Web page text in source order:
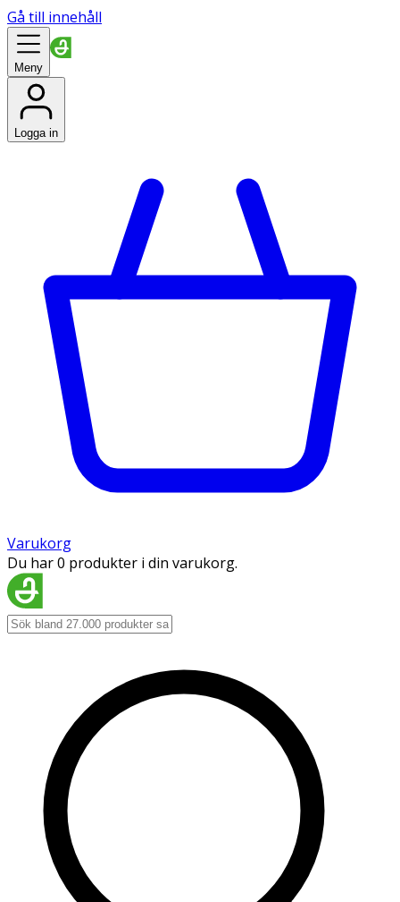
Gå till innehåll
Meny
Logga in
Varukorg
Du har 0 produkter i din varukorg.